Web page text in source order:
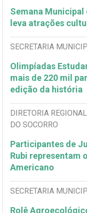
Semana
leva atrações
SECRETARIA
Olimpíadas
mais de 220 mil
edição da história
DIRETORIA
DO SOCORRO
Participantes de
Rubi representam
Americano
SECRETARIA
Rolê